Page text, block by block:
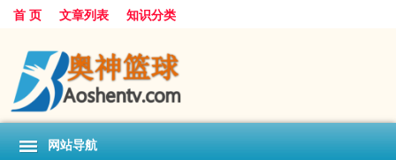
首 页 文章列表 知识分类
网站导航